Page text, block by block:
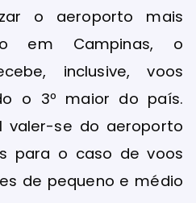
o aeroporto mais
em Campinas, o
inclusive, voos
o 3º maior do país.
valer-se do aeroporto
para o caso de voos
de pequeno e médio